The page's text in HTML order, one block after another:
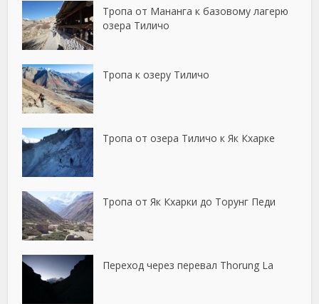
Тропа от Мананга к базовому лагерю
озера Тиличо
Тропа к озеру Тиличо
Тропа от озера Тиличо к Як Кхарке
Тропа от Як Кхарки до Торунг Педи
Переход через перевал Thorung La